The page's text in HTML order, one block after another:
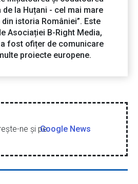
de la Huțani - cel mai mare
istoria României”. Este
Asociației B-Right Media,
fost ofițer de comunicare
proiecte europene.
ne şi peGoogle News